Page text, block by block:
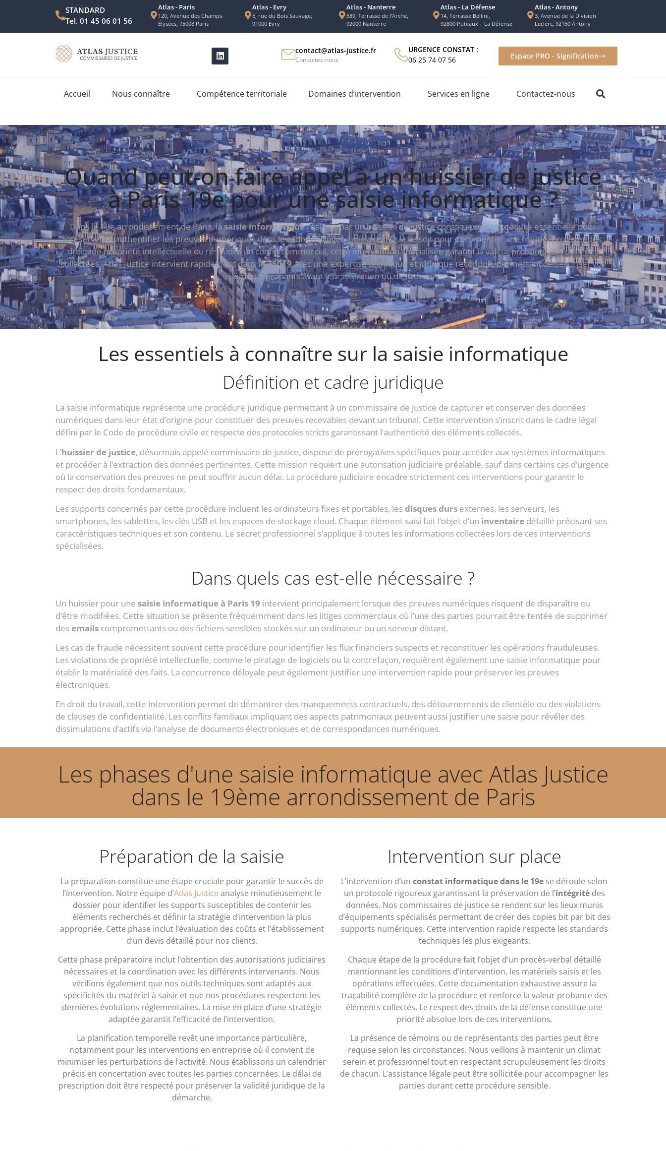
STANDARD
Tel. 01 45 06 01 56
Atlas - Paris
120, Avenue des Champs-
Élysées, 75008 Paris
Atlas - Evry
6, rue du Bois Sauvage,
91000 Evry
Atlas - Nanterre
589, Terrasse de l’Arche,
92000 Nanterre
Atlas - La Défense
14, Terrasse Bellini,
92800 Puteaux – La Défense
Atlas - Antony
3, Avenue de la Division
Leclerc, 92160 Antony
contact@atlas-justice.fr
Contactez-nous
URGENCE CONSTAT :
06 25 74 07 56
Espace PRO - Signification
Accueil Nous connaître Compétence territoriale Domaines d’intervention Services en ligne Contactez-nous
Quand peut-on faire appel à un huissier de justice
à Paris 19e pour une saisie informatique ?
Dans le 19e arrondissement de Paris, lasaisie informatiqueréalisée par un huissier de justice constitue une procédure essentielle pour
préserver et authentifier les preuves numériques dans le cadre de litiges judiciaires. Que ce soit pour documenter une fraude, protéger des
droits de propriété intellectuelle ou résoudre un conflit commercial, cette intervention spécialisée garantit la valeur probante des données
collectées. Atlas Justice intervient rapidement dans le75019avec une expertise technique et juridique reconnue, permettant de sécuriser vos
éléments probants avant leur altération ou destruction.
Les essentiels à connaître sur la saisie informatique
Définition et cadre juridique
La saisie informatique représente une procédure juridique permettant à un commissaire de justice de capturer et conserver des données
numériques dans leur état d’origine pour constituer des preuves recevables devant un tribunal. Cette intervention s’inscrit dans le cadre légal
défini par le Code de procédure civile et respecte des protocoles stricts garantissant l’authenticité des éléments collectés.
L’huissier de justice, désormais appelé commissaire de justice, dispose de prérogatives spécifiques pour accéder aux systèmes informatiques
et procéder à l’extraction des données pertinentes. Cette mission requiert une autorisation judiciaire préalable, sauf dans certains cas d’urgence
où la conservation des preuves ne peut souffrir aucun délai. La procédure judiciaire encadre strictement ces interventions pour garantir le
respect des droits fondamentaux.
Les supports concernés par cette procédure incluent les ordinateurs fixes et portables, les disques durs externes, les serveurs, les
smartphones, les tablettes, les clés USB et les espaces de stockage cloud. Chaque élément saisi fait l’objet d’un inventaire détaillé précisant ses
caractéristiques techniques et son contenu. Le secret professionnel s’applique à toutes les informations collectées lors de ces interventions
spécialisées.
Dans quels cas est-elle nécessaire ?
Un huissier pour une saisie informatique à Paris 19 intervient principalement lorsque des preuves numériques risquent de disparaître ou
d’être modifiées. Cette situation se présente fréquemment dans les litiges commerciaux où l’une des parties pourrait être tentée de supprimer
des emails compromettants ou des fichiers sensibles stockés sur un ordinateur ou un serveur distant.
Les cas de fraude nécessitent souvent cette procédure pour identifier les flux financiers suspects et reconstituer les opérations frauduleuses.
Les violations de propriété intellectuelle, comme le piratage de logiciels ou la contrefaçon, requièrent également une saisie informatique pour
établir la matérialité des faits. La concurrence déloyale peut également justifier une intervention rapide pour préserver les preuves
électroniques.
En droit du travail, cette intervention permet de démontrer des manquements contractuels, des détournements de clientèle ou des violations
de clauses de confidentialité. Les conflits familiaux impliquant des aspects patrimoniaux peuvent aussi justifier une saisie pour révéler des
dissimulations d’actifs via l’analyse de documents électroniques et de correspondances numériques.
Les phases d'une saisie informatique avec Atlas Justice
dans le 19ème arrondissement de Paris
Préparation de la saisie
La préparation constitue une étape cruciale pour garantir le succès de
l’intervention. Notre équipe d’Atlas Justiceanalyse minutieusement le
dossier pour identifier les supports susceptibles de contenir les
éléments recherchés et définir la stratégie d’intervention la plus
appropriée. Cette phase inclut l’évaluation des coûts et l’établissement
d’un devis détaillé pour nos clients.
Cette phase préparatoire inclut l’obtention des autorisations judiciaires
nécessaires et la coordination avec les différents intervenants. Nous
vérifions également que nos outils techniques sont adaptés aux
spécificités du matériel à saisir et que nos procédures respectent les
dernières évolutions réglementaires. La mise en place d’une stratégie
adaptée garantit l’efficacité de l’intervention.
La planification temporelle revêt une importance particulière,
notamment pour les interventions en entreprise où il convient de
minimiser les perturbations de l’activité. Nous établissons un calendrier
précis en concertation avec toutes les parties concernées. Le délai de
prescription doit être respecté pour préserver la validité juridique de la
démarche.
Intervention sur place
L’intervention d’un constat informatique dans le 19e se déroule selon
un protocole rigoureux garantissant la préservation de l’intégritédes
données. Nos commissaires de justice se rendent sur les lieux munis
d’équipements spécialisés permettant de créer des copies bit par bit des
supports numériques. Cette intervention rapide respecte les standards
techniques les plus exigeants.
Chaque étape de la procédure fait l’objet d’un procès-verbal détaillé
mentionnant les conditions d’intervention, les matériels saisis et les
opérations effectuées. Cette documentation exhaustive assure la
traçabilité complète de la procédure et renforce la valeur probante des
éléments collectés. Le respect des droits de la défense constitue une
priorité absolue lors de ces interventions.
La présence de témoins ou de représentants des parties peut être
requise selon les circonstances. Nous veillons à maintenir un climat
serein et professionnel tout en respectant scrupuleusement les droits
de chacun. L’assistance légale peut être sollicitée pour accompagner les
parties durant cette procédure sensible.